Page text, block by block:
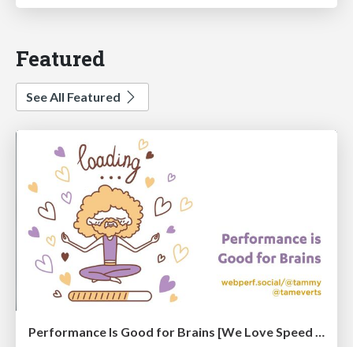
Featured
See All Featured
Performance Is Good for Brains [We Love Speed 2024]